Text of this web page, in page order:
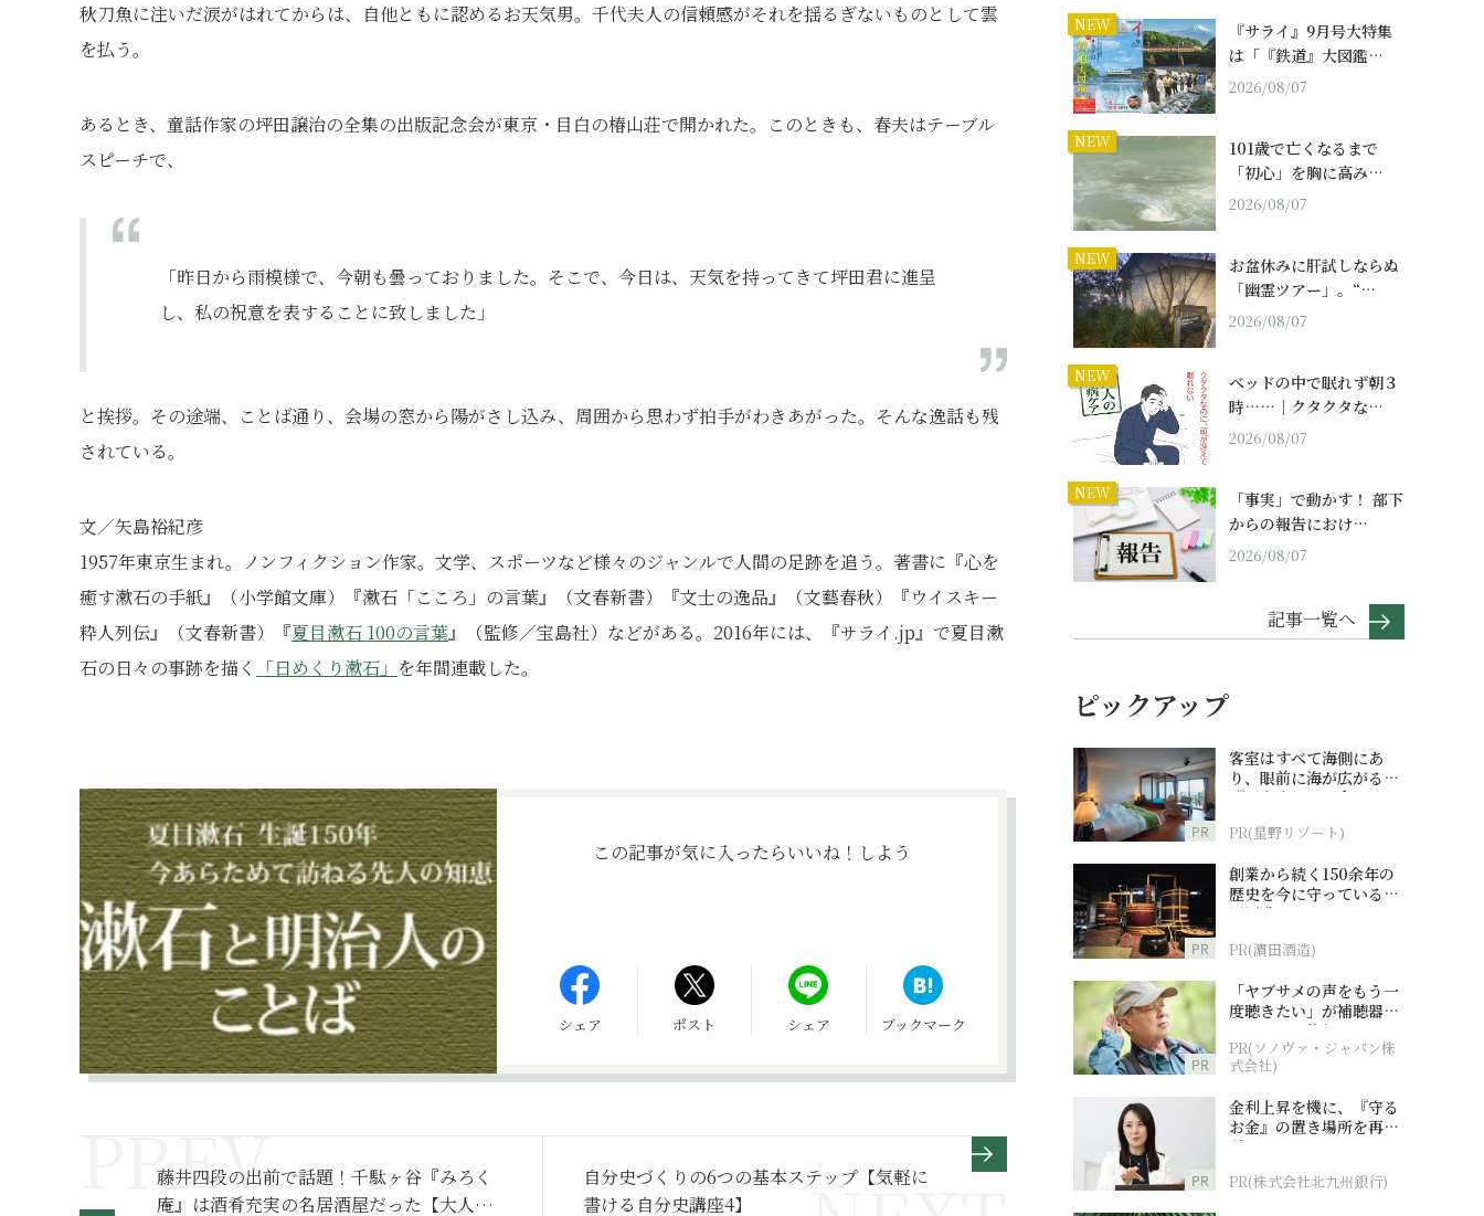
秋刀魚に注いだ涙がはれてからは、自他ともに認めるお天気男。千代夫人の信頼感がそれを揺るぎないものとして雲
を払う。
あるとき、童話作家の坪田譲治の全集の出版記念会が東京・目白の椿山荘で開かれた。このときも、春夫はテーブル
スピーチで、
「昨日から雨模様で、今朝も曇っておりました。そこで、今日は、天気を持ってきて坪田君に進呈
し、私の祝意を表することに致しました」
と挨拶。その途端、ことば通り、会場の窓から陽がさし込み、周囲から思わず拍手がわきあがった。そんな逸話も残
されている。
文／矢島裕紀彦
1957年東京生まれ。ノンフィクション作家。文学、スポーツなど様々のジャンルで人間の足跡を追う。著書に『心を
癒す漱石の手紙』（小学館文庫）『漱石「こころ」の言葉』（文春新書）『文士の逸品』（文藝春秋）『ウイスキー
粋人列伝』（文春新書）『夏目漱石 100の言葉』（監修／宝島社）などがある。2016年には、『サライ.jp』で夏目漱
石の日々の事跡を描く
「日めくり漱石」 を年間連載した。
この記事が気に入ったらいいね！しよう
シェア ポスト シェア ブックマーク
藤井四段の出前で話題！千駄ヶ谷『みろく
庵』は酒肴充実の名居酒屋だった【大人の
自分史づくりの6つの基本ステップ【気軽に
書ける自分史講座4】
NEW
『サライ』9月号大特集
は「『鉄道』大図鑑…
2026/08/07
NEW
101歳で亡くなるまで
「初心」を胸に高み…
2026/08/07
NEW
お盆休みに肝試しならぬ
「幽霊ツアー」。“…
2026/08/07
NEW
ベッドの中で眠れず朝３
時……｜クタクタな…
2026/08/07
NEW
「事実」で動かす！ 部下
からの報告におけ…
2026/08/07
記事一覧へ
ピックアップ
PR
客室はすべて海側にあ
り、眼前に海が広がる
『西表島ホテル by 星野
PR(星野リゾート)
PR
創業から続く150余年の
歴史を今に守っている濵
田酒造
PR(濵田酒造)
PR
「ヤブサメの声をもう一
度聴きたい」が補聴器チ
ャレンジの後押しに
PR(ソノヴァ・ジャパン株
式会社)
PR
金利上昇を機に、『守る
お金』の置き場所を再検
討
PR(株式会社北九州銀行)